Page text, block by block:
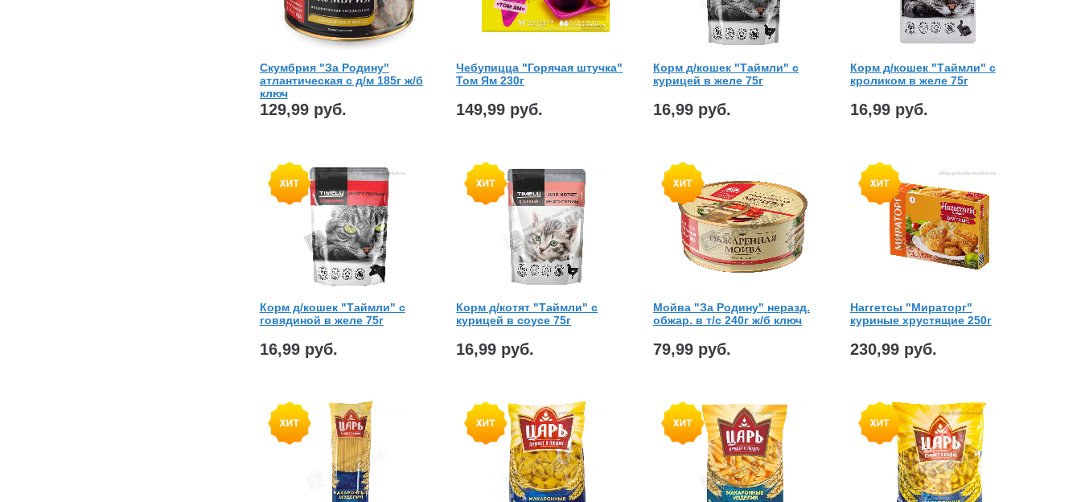
Скумбрия "За Родину"
атлантическая с д/м 185г ж/б
ключ
129,99 руб.
Чебупицца "Горячая штучка"
Том Ям 230г
149,99 руб.
Корм д/кошек "Таймли" с
курицей в желе 75г
16,99 руб.
Корм д/кошек "Таймли" с
кроликом в желе 75г
16,99 руб.
Корм д/кошек "Таймли" с
говядиной в желе 75г
16,99 руб.
Корм д/котят "Таймли" с
курицей в соусе 75г
16,99 руб.
Мойва "За Родину" неразд.
обжар. в т/с 240г ж/б ключ
79,99 руб.
Наггетсы "Мираторг"
куриные хрустящие 250г
230,99 руб.